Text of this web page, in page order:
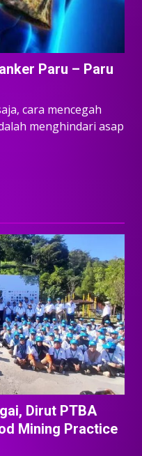
Paru – Paru
cara mencegah
menghindari asap
Dirut PTBA
Mining Practice